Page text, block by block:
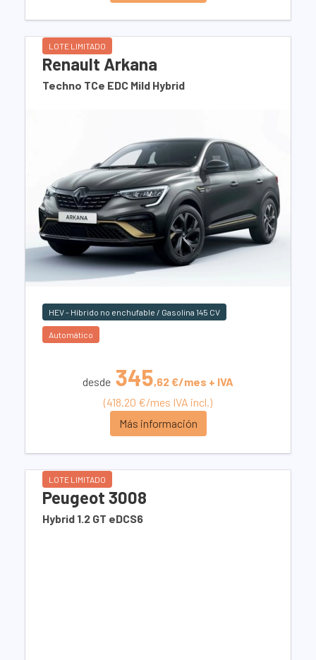
LOTE LIMITADO
Renault Arkana
Techno TCe EDC Mild Hybrid
HEV - Híbrido no enchufable / Gasolina 145 CV
Automático
desde 345,62 €/mes + IVA
(418.20 €/mes IVA incl.)
Más información
LOTE LIMITADO
Peugeot 3008
Hybrid 1.2 GT eDCS6